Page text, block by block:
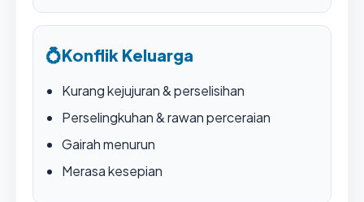
💍Konflik Keluarga
Kurang kejujuran & perselisihan
Perselingkuhan & rawan perceraian
Gairah menurun
Merasa kesepian